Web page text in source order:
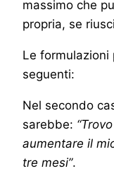
massimo che
propria, se
Le formulazioni
seguenti:
Nel secondo
sarebbe:
aumentare il
tre mesi”.